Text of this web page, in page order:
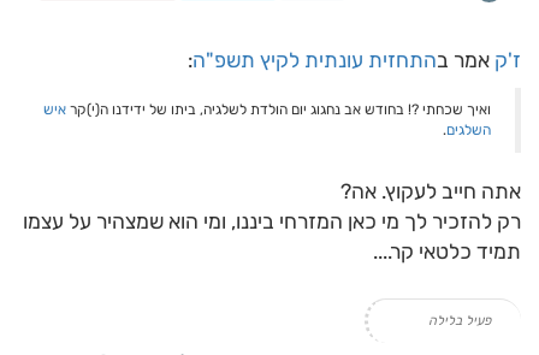
ז'ק אמר בהתחזית עונתית לקיץ תשפ"ה:
ואיך שכחתי ?! בחודש אב נחגוג יום הולדת לשלגיה, ביתו של ידידנו ה(י)קר איש
השלגים.
אתה חייב לעקוץ. אה?
רק להזכיר לך מי כאן המזרחי ביננו, ומי הוא שמצהיר על עצמו
תמיד כלטאי קר....
פעיל בלילה